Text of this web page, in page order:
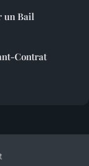
un Bail
Contrat